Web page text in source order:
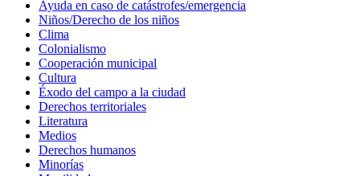
Ayuda en caso de catástrofes/emergencia
Niños/Derecho de los niños
Clima
Colonialismo
Cooperación municipal
Cultura
Éxodo del campo a la ciudad
Derechos territoriales
Literatura
Medios
Derechos humanos
Minorías